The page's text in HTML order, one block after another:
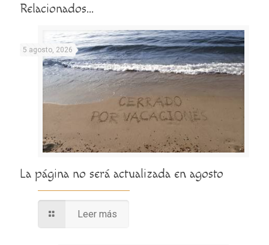
Relacionados...
5 agosto, 2026
La página no será actualizada en agosto
Leer más